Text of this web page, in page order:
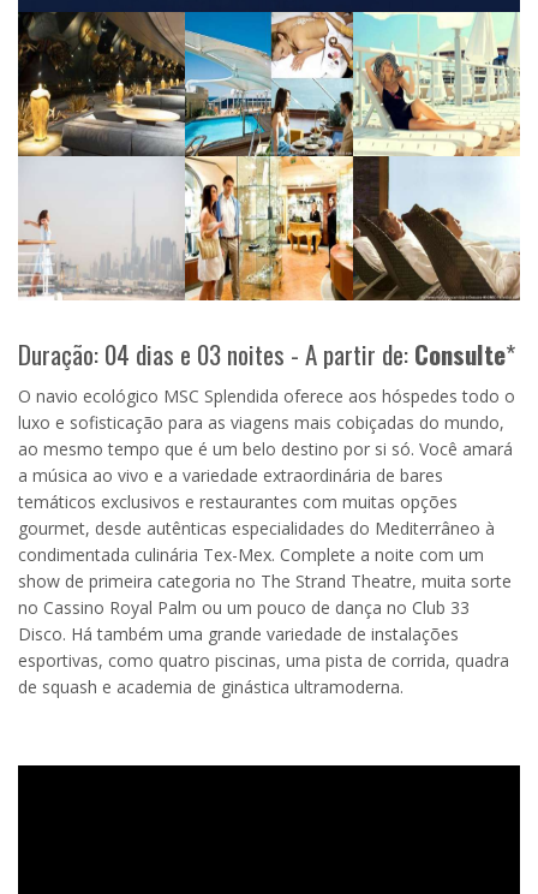
Duração: 04 dias e 03 noites - A partir de:Consulte*
O navio ecológico MSC Splendida oferece aos hóspedes todo o
luxo e sofisticação para as viagens mais cobiçadas do mundo,
ao mesmo tempo que é um belo destino por si só. Você amará
a música ao vivo e a variedade extraordinária de bares
temáticos exclusivos e restaurantes com muitas opções
gourmet, desde autênticas especialidades do Mediterrâneo à
condimentada culinária Tex-Mex. Complete a noite com um
show de primeira categoria no The Strand Theatre, muita sorte
no Cassino Royal Palm ou um pouco de dança no Club 33
Disco. Há também uma grande variedade de instalações
esportivas, como quatro piscinas, uma pista de corrida, quadra
de squash e academia de ginástica ultramoderna.